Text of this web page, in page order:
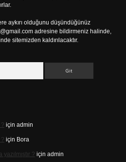
aykırı olduğunu düşündüğünüz
adresine bildirmeniz halinde,
sitemizden kaldırılacaktır.
için admin
için Bora
? için admin